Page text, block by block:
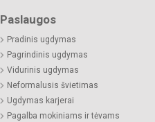
Paslaugos
Pradinis ugdymas
Pagrindinis ugdymas
Vidurinis ugdymas
Neformalusis švietimas
Ugdymas karjerai
Pagalba mokiniams ir tėvams